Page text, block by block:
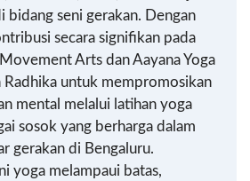
bidang seni gerakan. Dengan
secara signifikan pada
Arts dan Aayana Yoga
untuk mempromosikan
mental melalui latihan yoga
sosok yang berharga dalam
gerakan di Bengaluru.
yoga melampaui batas,